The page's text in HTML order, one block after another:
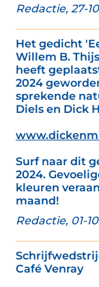
Redactie, 27-
Het gedicht
Willem B.
heeft
2024
sprekende
Diels en Dick
Surf naar dit
2024.
kleuren
maand!
Redactie, 01-
Café Venray